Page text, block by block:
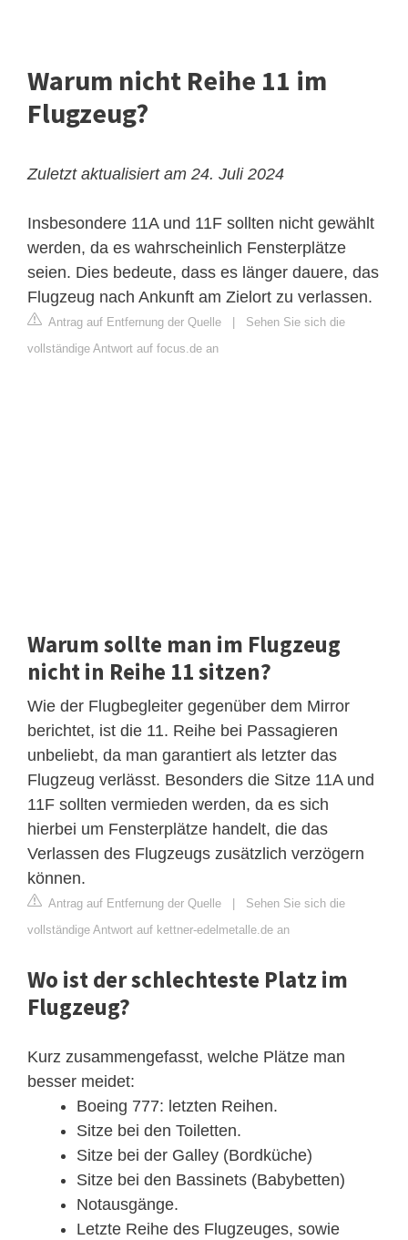
Warum nicht Reihe 11 im
Flugzeug?
Zuletzt aktualisiert am 24. Juli 2024
Insbesondere 11A und 11F sollten nicht gewählt
werden, da es wahrscheinlich Fensterplätze
seien. Dies bedeute, dass es länger dauere, das
Flugzeug nach Ankunft am Zielort zu verlassen.
Antrag auf Entfernung der Quelle
Sehen Sie sich die
vollständige Antwort auf focus.de an
Warum sollte man im Flugzeug
nicht in Reihe 11 sitzen?
Wie der Flugbegleiter gegenüber dem Mirror
berichtet, ist die 11. Reihe bei Passagieren
unbeliebt, da man garantiert als letzter das
Flugzeug verlässt. Besonders die Sitze 11A und
11F sollten vermieden werden, da es sich
hierbei um Fensterplätze handelt, die das
Verlassen des Flugzeugs zusätzlich verzögern
können.
Antrag auf Entfernung der Quelle
Sehen Sie sich die
vollständige Antwort auf kettner-edelmetalle.de an
Wo ist der schlechteste Platz im
Flugzeug?
Kurz zusammengefasst, welche Plätze man
besser meidet:
Boeing 777: letzten Reihen.
Sitze bei den Toiletten.
Sitze bei der Galley (Bordküche)
Sitze bei den Bassinets (Babybetten)
Notausgänge.
Letzte Reihe des Flugzeuges, sowie